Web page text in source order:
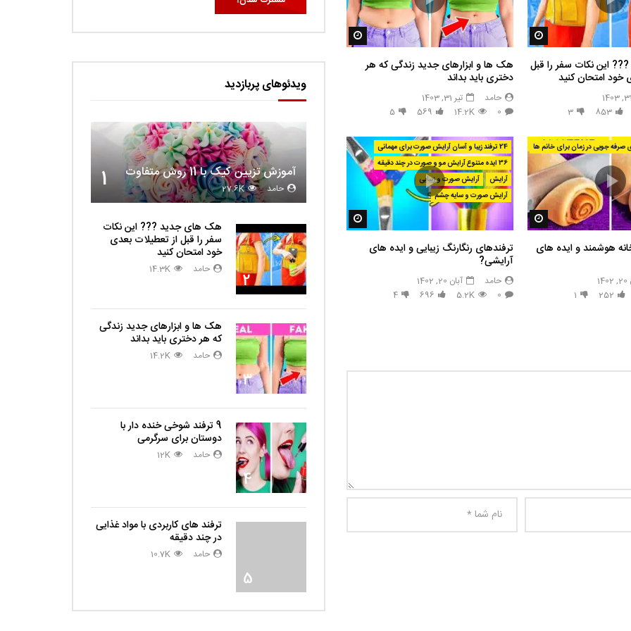
مشاهده بعدا
این نکات سفر را قبل
خود امتحان کنید
853
3
مشاهده بعدا
هک ها و ابزارهای جدید زندگی که هر
دختری باید بداند
حامد
تیر 31, 1403
0
14.2K
569
5
مشاهده بعدا
هوشمند و ایده های
252
1
24 ترفند زیبا و آسان آرایش صورت برای مهمانی
36 ایده متنوع آرایش مو و صورت در چند دقیقه
آرایش
آرایش صورت و زیبایی
آرایش صورت و سایه چشم
ترفندهای رنگارنگ زیبایی و ایده های
آرایشی?
حامد
آبان 20, 1402
0
5.2K
696
4
ویدئوهای پربازدید
1 آموزش تزیین کیک با 11 روش متفاوت
حامد 27.6K
2
هک های جدید ??️? این نکات
سفر را قبل از تعطیلات بعدی
خود امتحان کنید
حامد 14.3K
3
هک ها و ابزارهای جدید زندگی
که هر دختری باید بداند
حامد 14.2K
4
9 ترفند شوخی خنده دار با
دوستان برای سرگرمی
حامد 12K
5
ترفند های کاربردی با مواد غذایی
در چند دقیقه
حامد 10.7K